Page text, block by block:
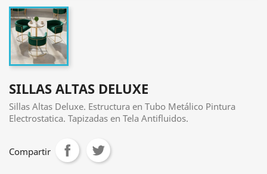
SILLAS ALTAS DELUXE
Sillas Altas Deluxe. Estructura en Tubo Metálico Pintura
Electrostatica. Tapizadas en Tela Antifluidos.
Compartir